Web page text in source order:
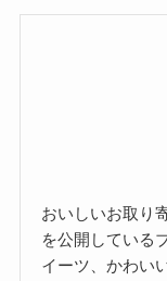
おいしいお取り
を公開している
イーツ、かわい